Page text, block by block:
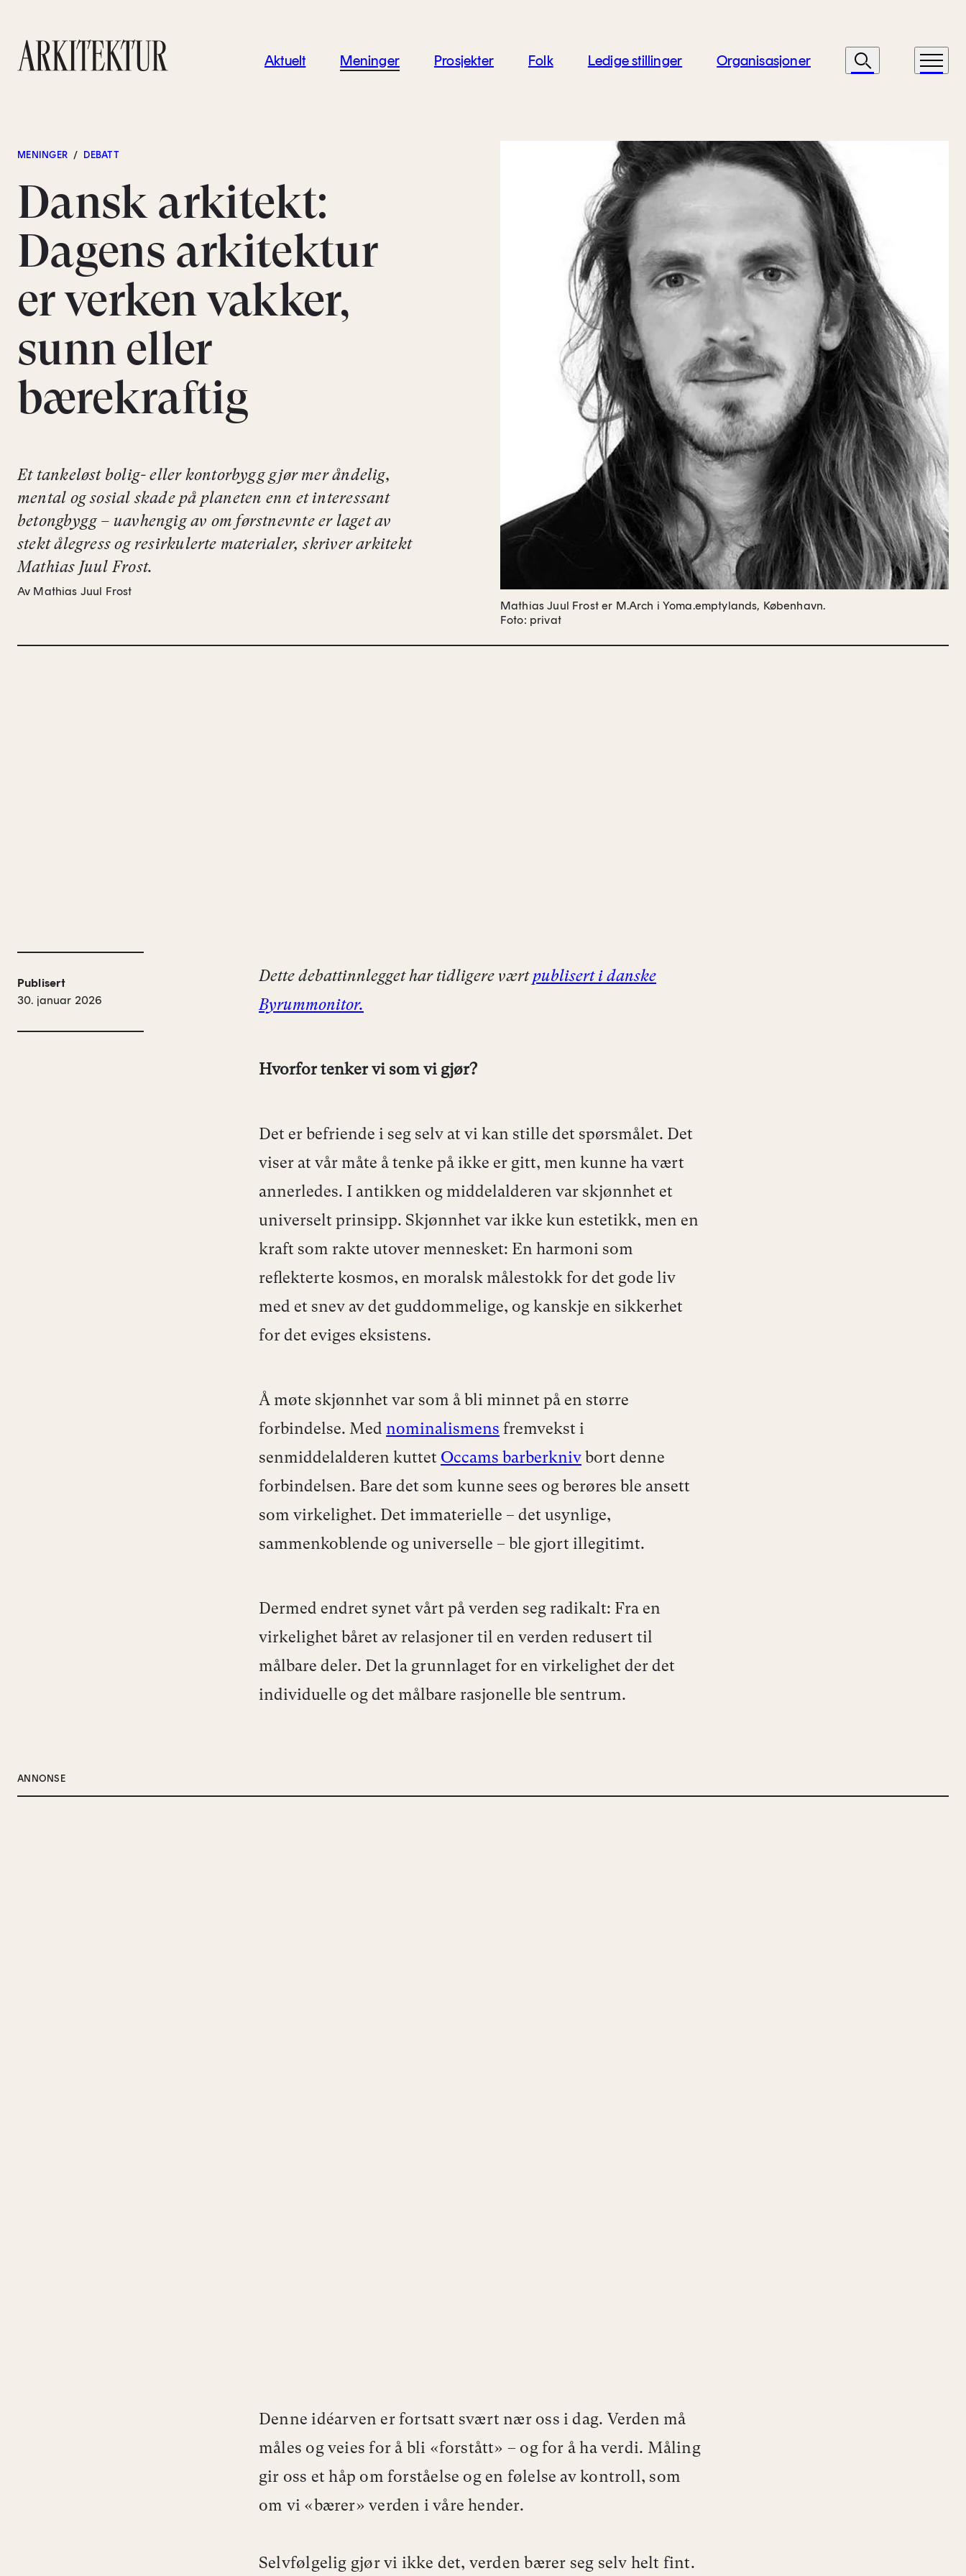
Aktuelt Meninger Prosjekter Folk Ledige stillinger Organisasjoner Søk Meny
MENINGER / DEBATT
Dansk arkitekt:
Dagens arkitektur
er verken vakker,
sunn eller
bærekraftig
Et tankeløst bolig- eller kontorbygg gjør mer åndelig,
mental og sosial skade på planeten enn et interessant
betongbygg – uavhengig av om førstnevnte er laget av
stekt ålegress og resirkulerte materialer, skriver arkitekt
Mathias Juul Frost.
Av Mathias Juul Frost
Mathias Juul Frost er M.Arch i Yoma.emptylands, København.
Foto: privat
Publisert
30. januar 2026
Dette debattinnlegget har tidligere værtpublisert i danske
Byrummonitor.
Hvorfor tenker vi som vi gjør?
Det er befriende i seg selv at vi kan stille det spørsmålet. Det
viser at vår måte å tenke på ikke er gitt, men kunne ha vært
annerledes. I antikken og middelalderen var skjønnhet et
universelt prinsipp. Skjønnhet var ikke kun estetikk, men en
kraft som rakte utover mennesket: En harmoni som
reflekterte kosmos, en moralsk målestokk for det gode liv
med et snev av det guddommelige, og kanskje en sikkerhet
for det eviges eksistens.
Å møte skjønnhet var som å bli minnet på en større
forbindelse. Med nominalismens fremvekst i
senmiddelalderen kuttet Occams barberkniv bort denne
forbindelsen. Bare det som kunne sees og berøres ble ansett
som virkelighet. Det immaterielle – det usynlige,
sammenkoblende og universelle – ble gjort illegitimt.
Dermed endret synet vårt på verden seg radikalt: Fra en
virkelighet båret av relasjoner til en verden redusert til
målbare deler. Det la grunnlaget for en virkelighet der det
individuelle og det målbare rasjonelle ble sentrum.
ANNONSE
Denne idéarven er fortsatt svært nær oss i dag. Verden må
måles og veies for å bli «forstått» – og for å ha verdi. Måling
gir oss et håp om forståelse og en følelse av kontroll, som
om vi «bærer» verden i våre hender.
Selvfølgelig gjør vi ikke det, verden bærer seg selv helt fint.